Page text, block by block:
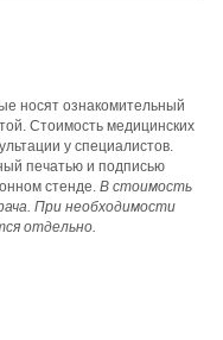
носят ознакомительный
Стоимость медицинских
у специалистов.
печатью и подписью
стенде. В стоимость
При необходимости
отдельно.